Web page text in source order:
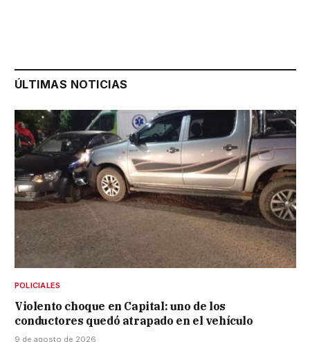
ÚLTIMAS NOTICIAS
POLICIALES
Violento choque en Capital: uno de los
conductores quedó atrapado en el vehículo
9 de agosto de 2026